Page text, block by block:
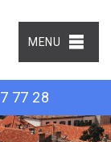
MENU
77 28